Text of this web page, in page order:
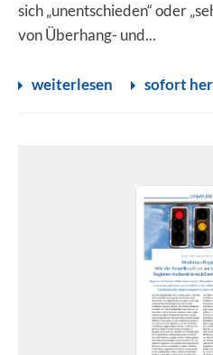
sich „unentschieden“ oder
von Überhang- und...
weiterlesen sofort